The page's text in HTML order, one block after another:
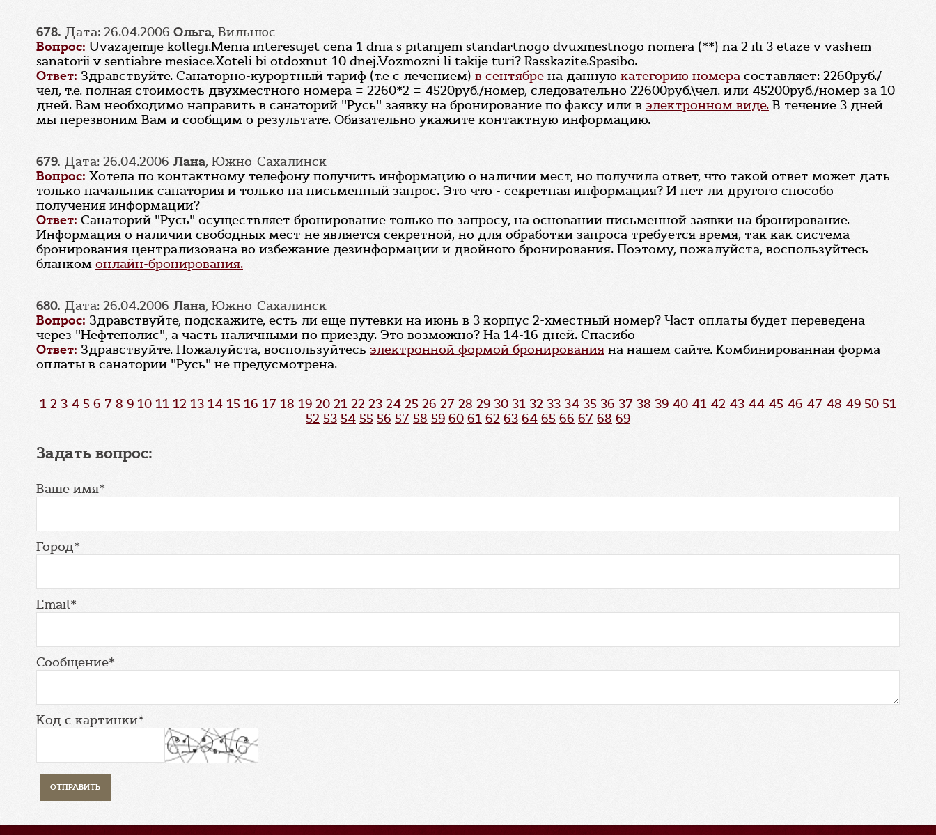
678. Дата: 26.04.2006 Oльга, Вильнюс
Вопрос: Uvazajemije kollegi.Menia interesujet cena 1 dnia s pitanijem standartnogo dvuxmestnogo nomera (**) na 2 ili 3 etaze v vashem
sanatorii v sentiabre mesiace.Xoteli bi otdoxnut 10 dnej.Vozmozni li takije turi? Rasskazite.Spasibo.
Ответ: Здравствуйте. Санаторно-курортный тариф (т.е с лечением) в сентябре на данную категорию номера составляет: 2260руб./
чел, т.е. полная стоимость двухместного номера = 2260*2 = 4520руб./номер, следовательно 22600руб.\чел. или 45200руб./номер за 10
дней. Вам необходимо направить в санаторий "Русь" заявку на бронирование по факсу или в электронном виде. В течение 3 дней
мы перезвоним Вам и сообщим о результате. Обязательно укажите контактную информацию.
679. Дата: 26.04.2006 Лана, Южно-Сахалинск
Вопрос: Хотела по контактному телефону получить информацию о наличии мест, но получила ответ, что такой ответ может дать
только начальник санатория и только на письменный запрос. Это что - секретная информация? И нет ли другого способо
получения информации?
Ответ: Санаторий "Русь" осуществляет бронирование только по запросу, на основании письменной заявки на бронирование.
Информация о наличии свободных мест не является секретной, но для обработки запроса требуется время, так как система
бронирования централизована во избежание дезинформации и двойного бронирования. Поэтому, пожалуйста, воспользуйтесь
бланком онлайн-бронирования.
680. Дата: 26.04.2006 Лана, Южно-Сахалинск
Вопрос: Здравствуйте, подскажите, есть ли еще путевки на июнь в 3 корпус 2-хместный номер? Част оплаты будет переведена
через "Нефтеполис", а часть наличными по приезду. Это возможно? На 14-16 дней. Спасибо
Ответ: Здравствуйте. Пожалуйста, воспользуйтесь электронной формой бронирования на нашем сайте. Комбинированная форма
оплаты в санатории "Русь" не предусмотрена.
1 2 3 4 5 6 7 8 9 10 11 12 13 14 15 16 17 18 19 20 21 22 23 24 25 26 27 28 29 30 31 32 33 34 35 36 37 38 39 40 41 42 43 44 45 46 47 48 49 50 51
52 53 54 55 56 57 58 59 60 61 62 63 64 65 66 67 68 69
Задать вопрос:
Ваше имя*
Город*
Email*
Сообщение*
Код с картинки*